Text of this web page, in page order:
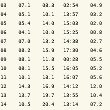
03    07.1    08.3   02:54    04.9
04    05.1    10.1   13:57    03.2
05    05.4    14.0   15:03    02.0
06    04.1    10.0   15:25    00.8
07    07.0    13.2   14:38    02.7
08    08.2    15.9   17:30    04.6
09    08.1    11.8   00:28    05.5
10    08.1    15.5   16:05    05.2
11    10.1    18.1   16:07    05.6
12    14.3    16.9   14:12    12.0
13    13.7    19.7   13:55    10.4
14    10.5    20.4   13:14    07.2